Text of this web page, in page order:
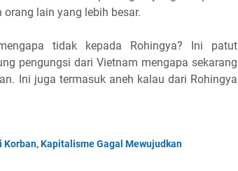
lain yang lebih besar.
tidak kepada Rohingya? Ini patut
pengungsi dari Vietnam mengapa sekarang
Ini juga termasuk aneh kalau dari Rohingya
Kapitalisme Gagal Mewujudkan